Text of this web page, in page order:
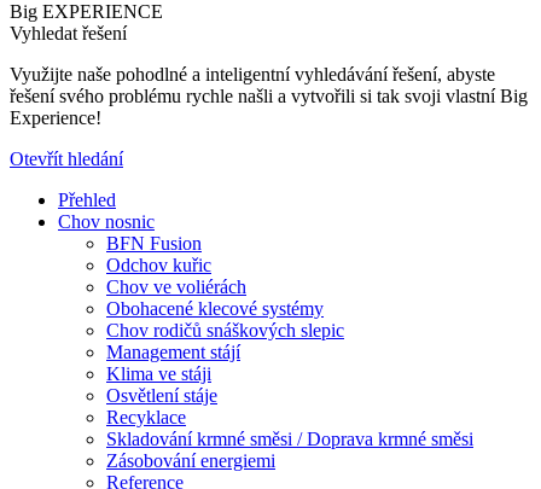
Big EXPERIENCE
Vyhledat řešení
Využijte naše pohodlné a inteligentní vyhledávání řešení, abyste
řešení svého problému rychle našli a vytvořili si tak svoji vlastní Big
Experience!
Otevřít hledání
Přehled
Chov nosnic
BFN Fusion
Odchov kuřic
Chov ve voliérách
Obohacené klecové systémy
Chov rodičů snáškových slepic
Management stájí
Klima ve stáji
Osvětlení stáje
Recyklace
Skladování krmné směsi / Doprava krmné směsi
Zásobování energiemi
Reference